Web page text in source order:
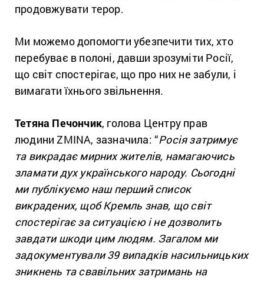
продовжувати терор.
Ми можемо допомогти убезпечити тих, хто
перебуває в полоні, давши зрозуміти Росії,
що світ спостерігає, що про них не забули, і
вимагати їхнього звільнення.
Тетяна Печончик, голова Центру прав
людини ZMINA, зазначила: “Росія затримує
та викрадає мирних жителів, намагаючись
зламати дух українського народу. Сьогодні
ми публікуємо наш перший список
викрадених, щоб Кремль знав, що світ
спостерігає за ситуацією і не дозволить
завдати шкоди цим людям. Загалом ми
задокументували 39 випадків насильницьких
зникнень та свавільних затримань на